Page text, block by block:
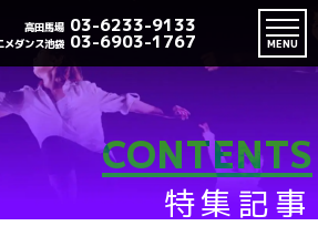
高田馬場 03-6233-9133
メダンス池袋 03-6903-1767 MENU
CONTENTS
特集記事